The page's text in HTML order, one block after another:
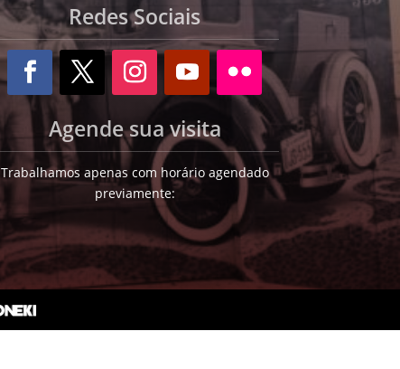
Redes Sociais
Agende sua visita
Trabalhamos apenas com horário agendado
previamente: